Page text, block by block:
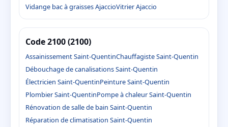
Vidange bac à graisses AjaccioVitrier Ajaccio
Code 2100 (2100)
Assainissement Saint-QuentinChauffagiste Saint-Quentin
Débouchage de canalisations Saint-Quentin
Électricien Saint-QuentinPeinture Saint-Quentin
Plombier Saint-QuentinPompe à chaleur Saint-Quentin
Rénovation de salle de bain Saint-Quentin
Réparation de climatisation Saint-Quentin